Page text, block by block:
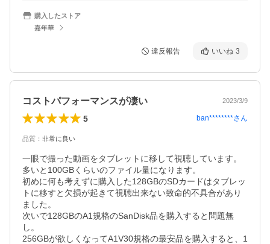
購入したストア
嘉年華
違反報告 いいね 3
コストパフォーマンスが凄い 2023/3/9
5 ban********さん
品質 ： 非常に良い
一眼で撮った動画をタブレットに移して視聴しています。
多いと100GBくらいのファイル量になります。
初めに何も考えずに購入した128GBのSDカードはタブレッ
トに移すと欠損が起きて視聴出来ない致命的不具合があり
ました。
次いで128GBのA1規格のSanDisk品を購入すると問題無
し。
256GBが欲しくなってA1V30規格の最安品を購入すると、1